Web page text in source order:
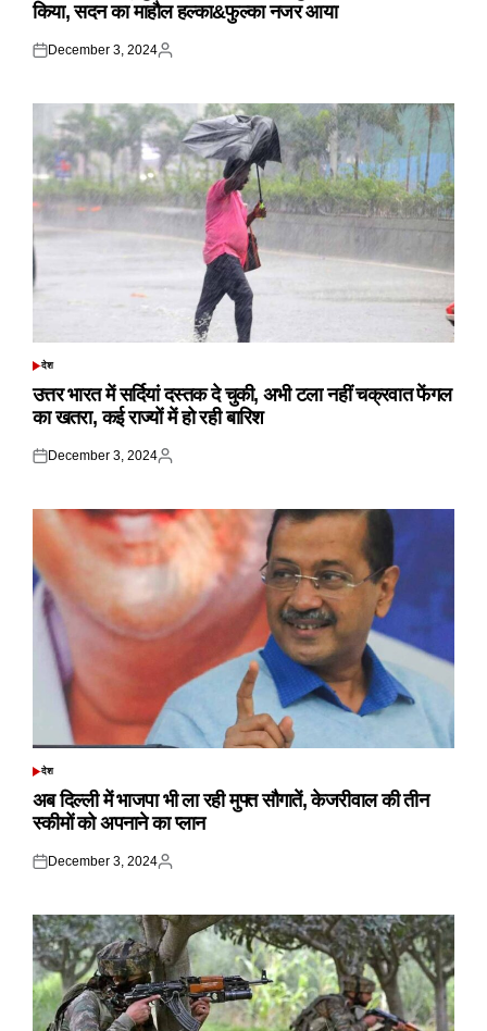
किया, सदन का माहौल हल्का&फुल्का नजर आया
Posted
December 3, 2024
Posted
POSTED
देश
उत्तर भारत में सर्दियां दस्तक दे चुकी, अभी टला नहीं चक्रवात फेंगल
का खतरा, कई राज्यों में हो रही बारिश
Posted
December 3, 2024
Posted
POSTED
देश
अब दिल्ली में भाजपा भी ला रही मुफ्त सौगातें, केजरीवाल की तीन
स्कीमों को अपनाने का प्लान
Posted
December 3, 2024
Posted